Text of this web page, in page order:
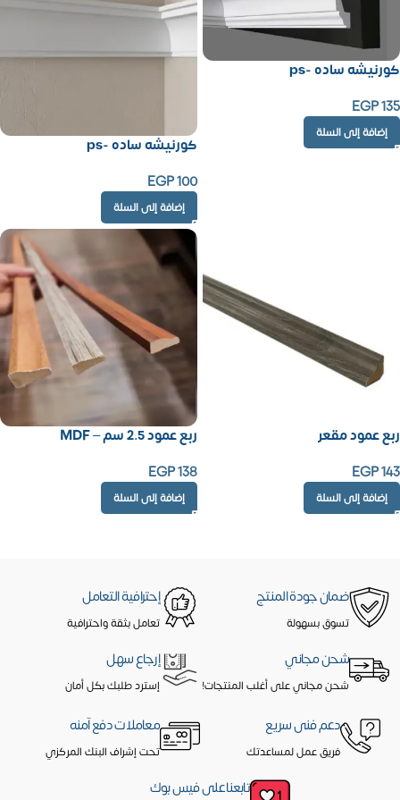
كورنيشه ساده -ps
EGP135
إضافة إلى السلة
كورنيشه ساده -ps
EGP100
إضافة إلى السلة
ربع عمود مقعر
EGP143
إضافة إلى السلة
ربع عمود 2.5 سم – MDF
EGP138
إضافة إلى السلة
ضمان جودة المنتج
تسوق بسهولة
إحترافية التعامل
تعامل بثقة واحترافية
شحن مجاني
شحن مجاني على أغلب المنتجات!
إرجاع سهل
إسترد طلبك بكل أمان
دعم فنى سريع
فريق عمل لمساعدتك
معاملات دفع آمنه
تحت إشراف البنك المركزي
تابعنا على فيس بوك